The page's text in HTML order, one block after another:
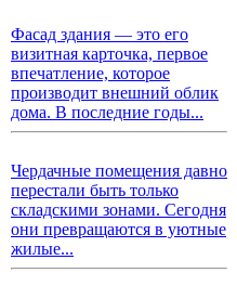
Фасад здания — это его
визитная карточка, первое
впечатление, которое
производит внешний облик
дома. В последние годы...
Чердачные помещения давно
перестали быть только
складскими зонами. Сегодня
они превращаются в уютные
жилые...